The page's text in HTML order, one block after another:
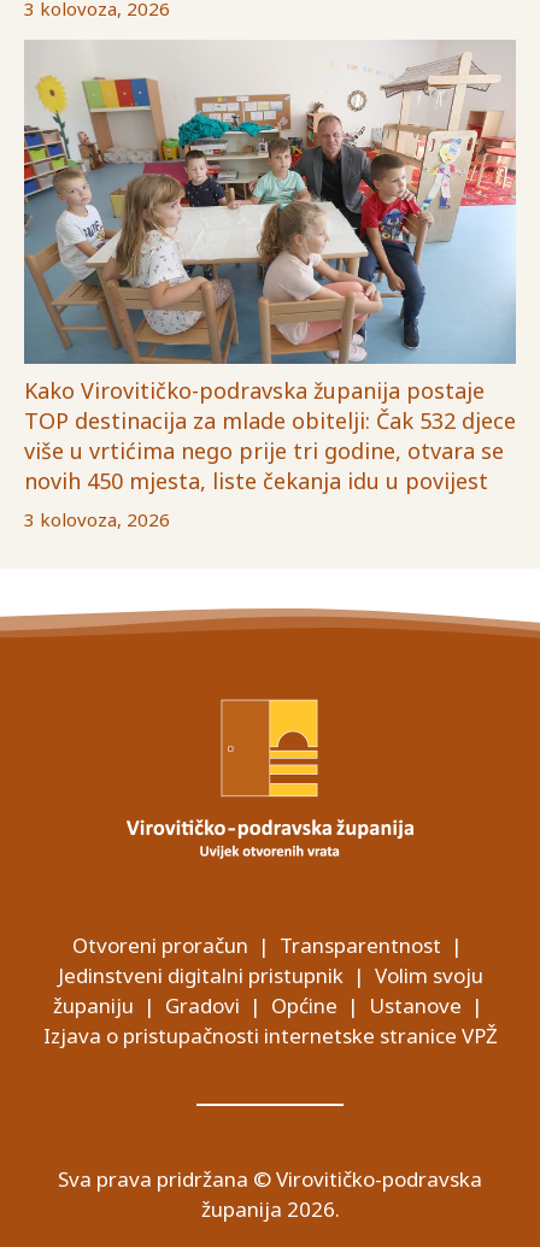
3 kolovoza, 2026
Kako Virovitičko-podravska županija postaje
TOP destinacija za mlade obitelji: Čak 532 djece
više u vrtićima nego prije tri godine, otvara se
novih 450 mjesta, liste čekanja idu u povijest
3 kolovoza, 2026
Otvoreni proračun | Transparentnost |
Jedinstveni digitalni pristupnik| Volim svoju
županiju | Gradovi | Općine | Ustanove |
Izjava o pristupačnosti internetske stranice VPŽ
Sva prava pridržana © Virovitičko-podravska
županija 2026.